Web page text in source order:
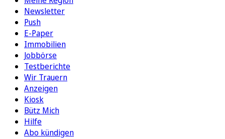
Newsletter
Push
E-Paper
Immobilien
Jobbörse
Testberichte
Wir Trauern
Anzeigen
Kiosk
Bütz Mich
Hilfe
Abo kündigen